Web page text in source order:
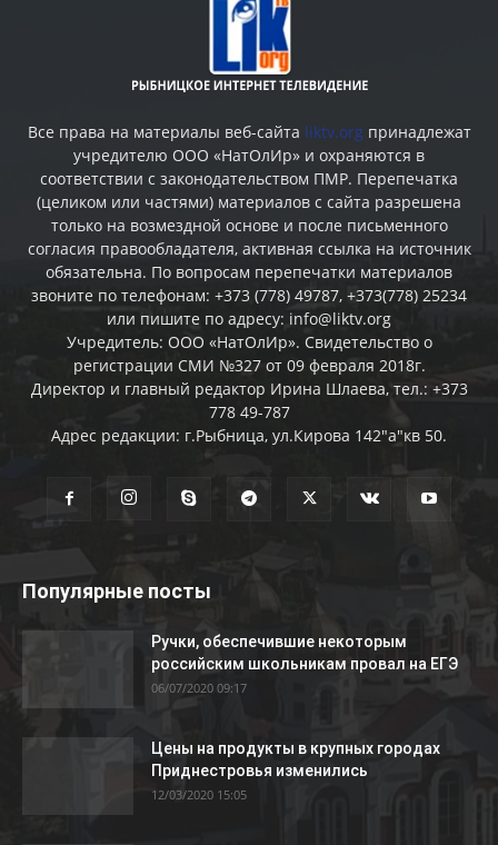
Все права на материалы веб-сайта liktv.org принадлежат
учредителю ООО «НатОлИр» и охраняются в
соответствии с законодательством ПМР. Перепечатка
(целиком или частями) материалов c сайта разрешена
только на возмездной основе и после письменного
согласия правообладателя, активная ссылка на источник
обязательна. По вопросам перепечатки материалов
звоните по телефонам: +373 (778) 49787, +373(778) 25234
или пишите по адресу: info@liktv.org
Учредитель: ООО «НатОлИр». Свидетельство о
регистрации СМИ №327 от 09 февраля 2018г.
Директор и главный редактор Ирина Шлаева, тел.: +373
778 49-787
Адрес редакции: г.Рыбница, ул.Кирова 142"а"кв 50.
Популярные посты
Ручки, обеспечившие некоторым
российским школьникам провал на ЕГЭ
06/07/2020 09:17
Цены на продукты в крупных городах
Приднестровья изменились
12/03/2020 15:05